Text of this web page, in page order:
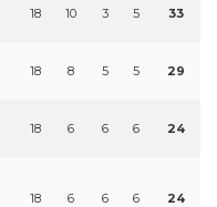
18 10 3 5 33
18 8 5 5 29
18 6 6 6 24
18 6 6 6 24